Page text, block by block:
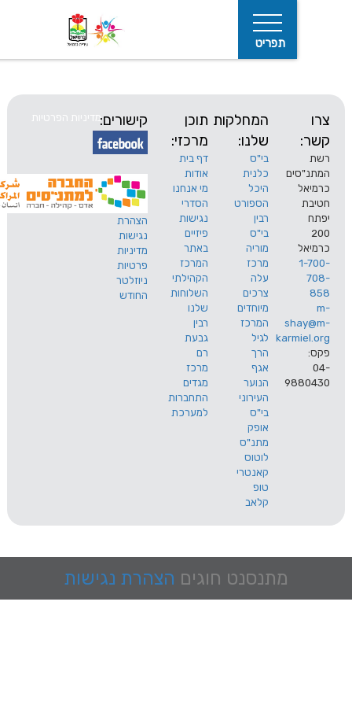
המחלקות
שלנו:
בי"ס
כלנית
היכל
הספורט
רבין
בי"ס
מוריה
מרכז
עלה
צרכים
מיוחדים
המרכז
לגיל
הרך
אגף
הנוער
תוכן
מרכזי:
דף בית
אודות
מי אנחנו
הסדרי
נגישות
פיזיים
באתר
המרכז
הקהילתי
השלוחות
שלנו
רבין
גבעת
רם
מרכז
מגדים
התחברות
למערכת
קישורים:
הצהרת
נגישות
מדיניות
פרטיות
ניוזלטר
החודש
מדיניות הפרטיות
מתנסנט חוגים הצהרת נגישות